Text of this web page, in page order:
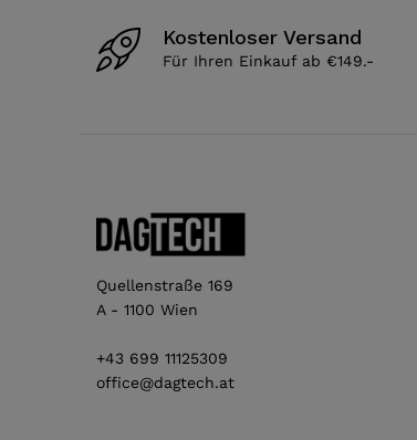
Kostenloser Versand
Für Ihren Einkauf ab €149.-
Quellenstraße 169
A - 1100 Wien
+43 699 11125309
office@dagtech.at